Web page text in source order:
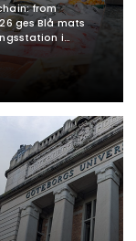
from
ges Blå mats
i
kunskap om
Även post
är välkomna